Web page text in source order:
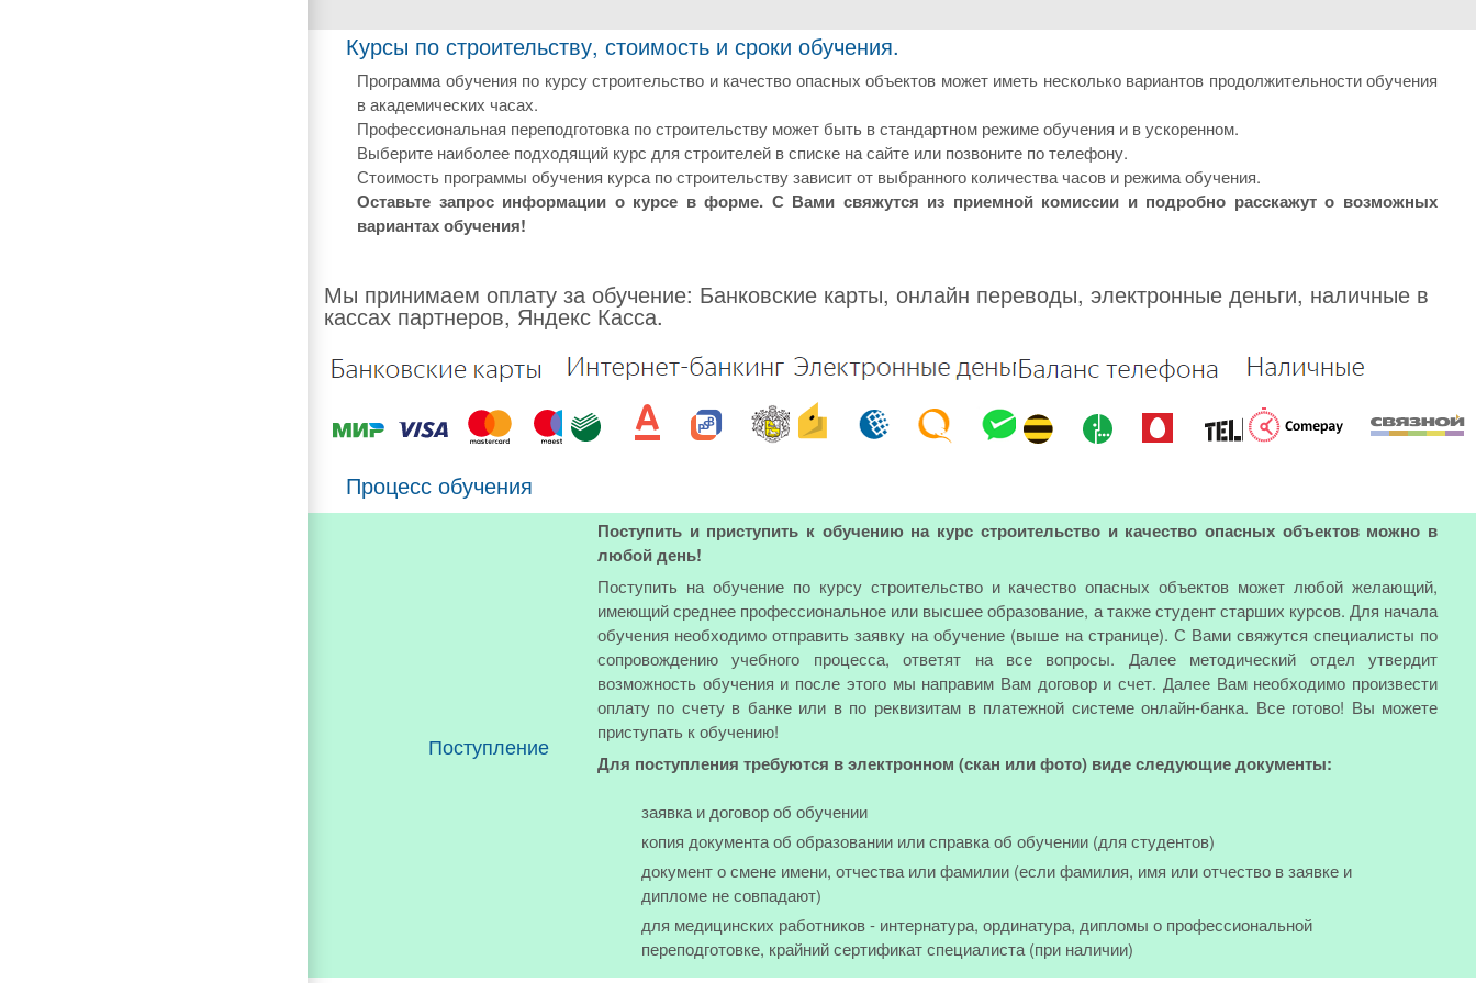
Курсы по строительству, стоимость и сроки обучения.
Программа обучения по курсу строительство и качество опасных объектов может иметь несколько вариантов продолжительности обучения
в академических часах.
Профессиональная переподготовка по строительству может быть в стандартном режиме обучения и в ускоренном.
Выберите наиболее подходящий курс для строителей в списке на сайте или позвоните по телефону.
Стоимость программы обучения курса по строительству зависит от выбранного количества часов и режима обучения.
Оставьте запрос информации о курсе в форме. С Вами свяжутся из приемной комиссии и подробно расскажут о возможных
вариантах обучения!
Мы принимаем оплату за обучение: Банковские карты, онлайн переводы, электронные деньги, наличные в
кассах партнеров, Яндекс Касса.
Процесс обучения
Поступление
Поступить и приступить к обучению на курс строительство и качество опасных объектов можно в
любой день!
Поступить на обучение по курсу строительство и качество опасных объектов может любой желающий,
имеющий среднее профессиональное или высшее образование, а также студент старших курсов. Для начала
обучения необходимо отправить заявку на обучение (выше на странице). С Вами свяжутся специалисты по
сопровождению учебного процесса, ответят на все вопросы. Далее методический отдел утвердит
возможность обучения и после этого мы направим Вам договор и счет. Далее Вам необходимо произвести
оплату по счету в банке или в по реквизитам в платежной системе онлайн-банка. Все готово! Вы можете
приступать к обучению!
Для поступления требуются в электронном (скан или фото) виде следующие документы:
заявка и договор об обучении
копия документа об образовании или справка об обучении (для студентов)
документ о смене имени, отчества или фамилии (если фамилия, имя или отчество в заявке и
дипломе не совпадают)
для медицинских работников - интернатура, ординатура, дипломы о профессиональной
переподготовке, крайний сертификат специалиста (при наличии)